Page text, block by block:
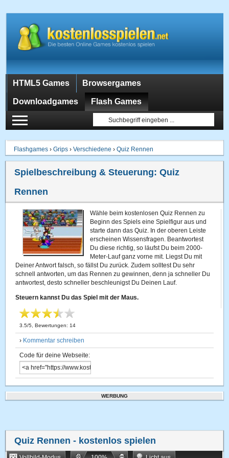
HTML5 Games Browsergames
Downloadgames Flash Games
Flashgames ›Grips ›Verschiedene ›Quiz Rennen
Spielbeschreibung & Steuerung:Quiz
Rennen
Wähle beim kostenlosen Quiz Rennen zu
Beginn des Spiels eine Spielfigur aus und
starte dann das Quiz. In der oberen Leiste
erscheinen Wissensfragen. Beantwortest
Du diese richtig, so läufst Du beim 2000-
Meter-Lauf ganz vorne mit. Liegst Du mit
Deiner Antwort falsch, so fällst Du zurück. Zudem solltest Du sehr
schnell antworten, um das Rennen zu gewinnen, denn ja schneller Du
antwortest, desto schneller beschleunigst Du Deinen Lauf.
Steuern kannst Du das Spiel mit der Maus.
3.5/5 , Bewertungen: 14
› Kommentar schreiben
Code für deine Webseite:
WERBUNG
Quiz Rennen - kostenlos spielen